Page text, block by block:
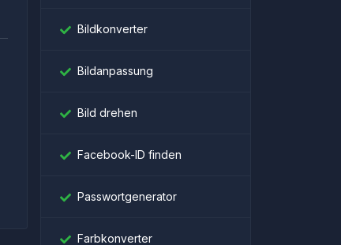
Bildkonverter
Bildanpassung
Bild drehen
Facebook-ID finden
Passwortgenerator
Farbkonverter